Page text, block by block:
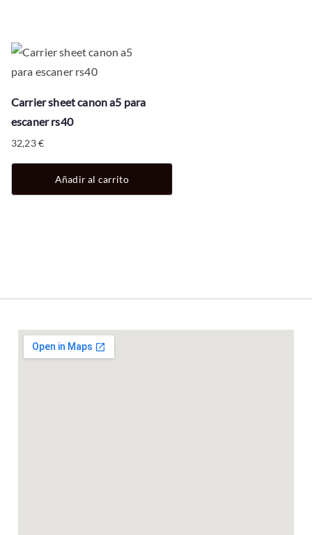
Carrier sheet canon a5 para
escaner rs40
32,23€
Añadir al carrito